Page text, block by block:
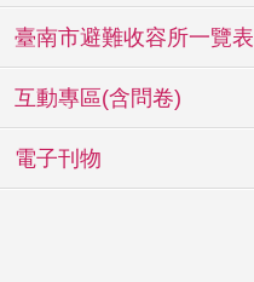
臺南市避難收容所一覽表
互動專區(含問卷)
電子刊物